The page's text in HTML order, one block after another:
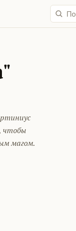
чтобы
магом.